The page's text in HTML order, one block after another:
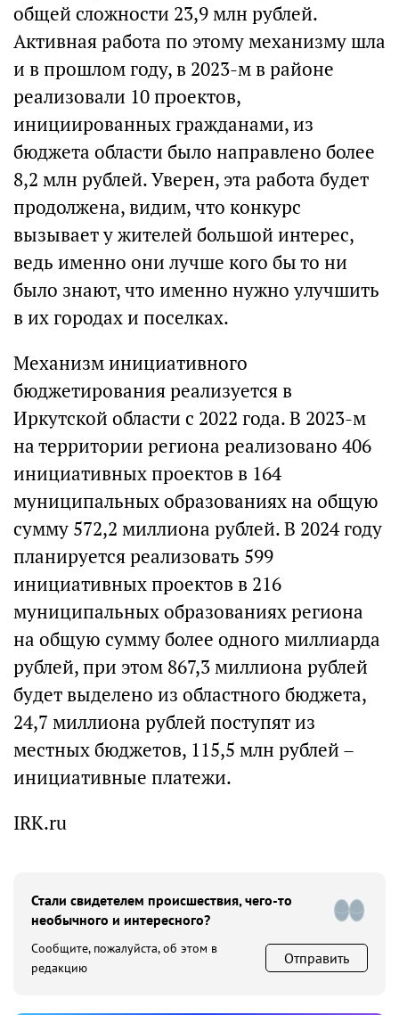
общей сложности 23,9 млн рублей.
Активная работа по этому механизму шла
и в прошлом году, в 2023-м в районе
реализовали 10 проектов,
инициированных гражданами, из
бюджета области было направлено более
8,2 млн рублей. Уверен, эта работа будет
продолжена, видим, что конкурс
вызывает у жителей большой интерес,
ведь именно они лучше кого бы то ни
было знают, что именно нужно улучшить
в их городах и поселках.
Механизм инициативного
бюджетирования реализуется в
Иркутской области с 2022 года. В 2023-м
на территории региона реализовано 406
инициативных проектов в 164
муниципальных образованиях на общую
сумму 572,2 миллиона рублей. В 2024 году
планируется реализовать 599
инициативных проектов в 216
муниципальных образованиях региона
на общую сумму более одного миллиарда
рублей, при этом 867,3 миллиона рублей
будет выделено из областного бюджета,
24,7 миллиона рублей поступят из
местных бюджетов, 115,5 млн рублей –
инициативные платежи.
IRK.ru
Стали свидетелем происшествия, чего-то
необычного и интересного?
Сообщите, пожалуйста, об этом в
редакцию
Отправить